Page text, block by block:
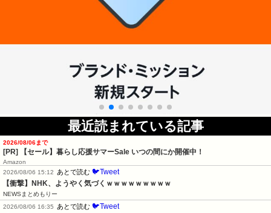
最近読まれている記事
2026/08/06まで
[PR] 【セール】暮らし応援サマーSale いつの間にか開催中！
Amazon
2026/08/06 15:12
あとで読む 🐦Tweet
【衝撃】NHK、ようやく気づくｗｗｗｗｗｗｗｗｗ
NEWSまとめもりー
2026/08/06 16:35
あとで読む 🐦Tweet